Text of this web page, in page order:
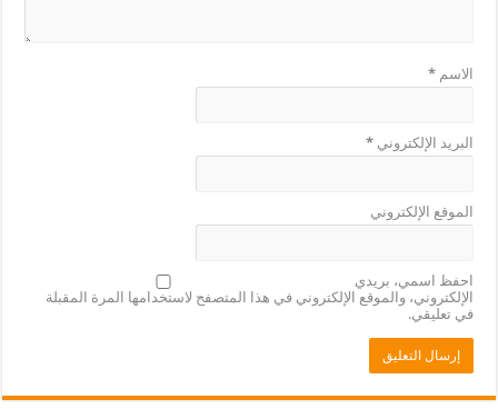
الاسم*
البريد الإلكتروني*
الموقع الإلكتروني
احفظ اسمي، بريدي
الإلكتروني، والموقع الإلكتروني في هذا المتصفح لاستخدامها المرة المقبلة
في تعليقي.